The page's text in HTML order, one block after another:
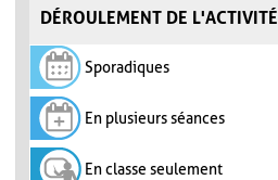
DÉROULEMENT DE L'ACTIVITÉ
Sporadiques
En plusieurs séances
En classe seulement